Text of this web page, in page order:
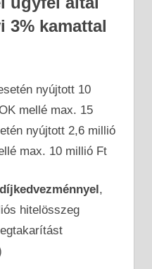
3% kamattal
nyújtott 10
mellé max. 15
nyújtott 2,6 millió
max. 10 millió Ft
,
hitelösszeg